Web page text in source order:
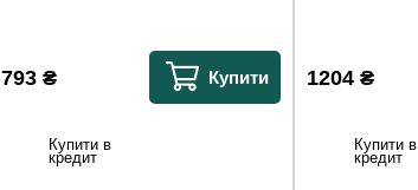
793₴ Купити
Купити в
кредит
1204 ₴
Купити в
кредит